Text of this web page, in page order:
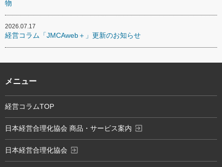
物
2026.07.17
経営コラム「JMCAweb＋」更新のお知らせ
メニュー
経営コラムTOP
日本経営合理化協会 商品・サービス案内 exit_to_app
日本経営合理化協会 exit_to_app